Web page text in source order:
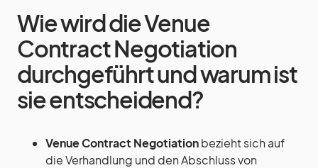
Wie wird die Venue
Contract Negotiation
durchgeführt und warum ist
sie entscheidend?
Venue Contract Negotiationbezieht sich auf
die Verhandlung und den Abschluss von